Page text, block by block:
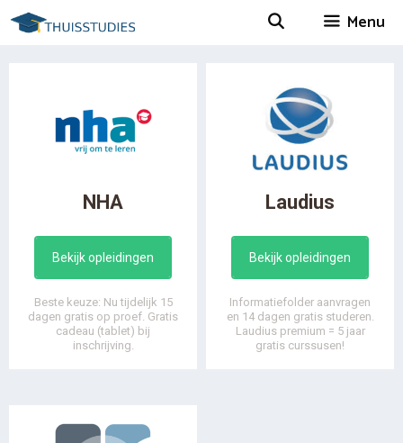
Spring
naar
Menu
NHA
Bekijk opleidingen
Beste keuze: Nu tijdelijk 15
dagen gratis op proef. Gratis
cadeau (tablet) bij
inschrijving.
Laudius
Bekijk opleidingen
Informatiefolder aanvragen
en 14 dagen gratis studeren.
Laudius premium = 5 jaar
gratis curssusen!